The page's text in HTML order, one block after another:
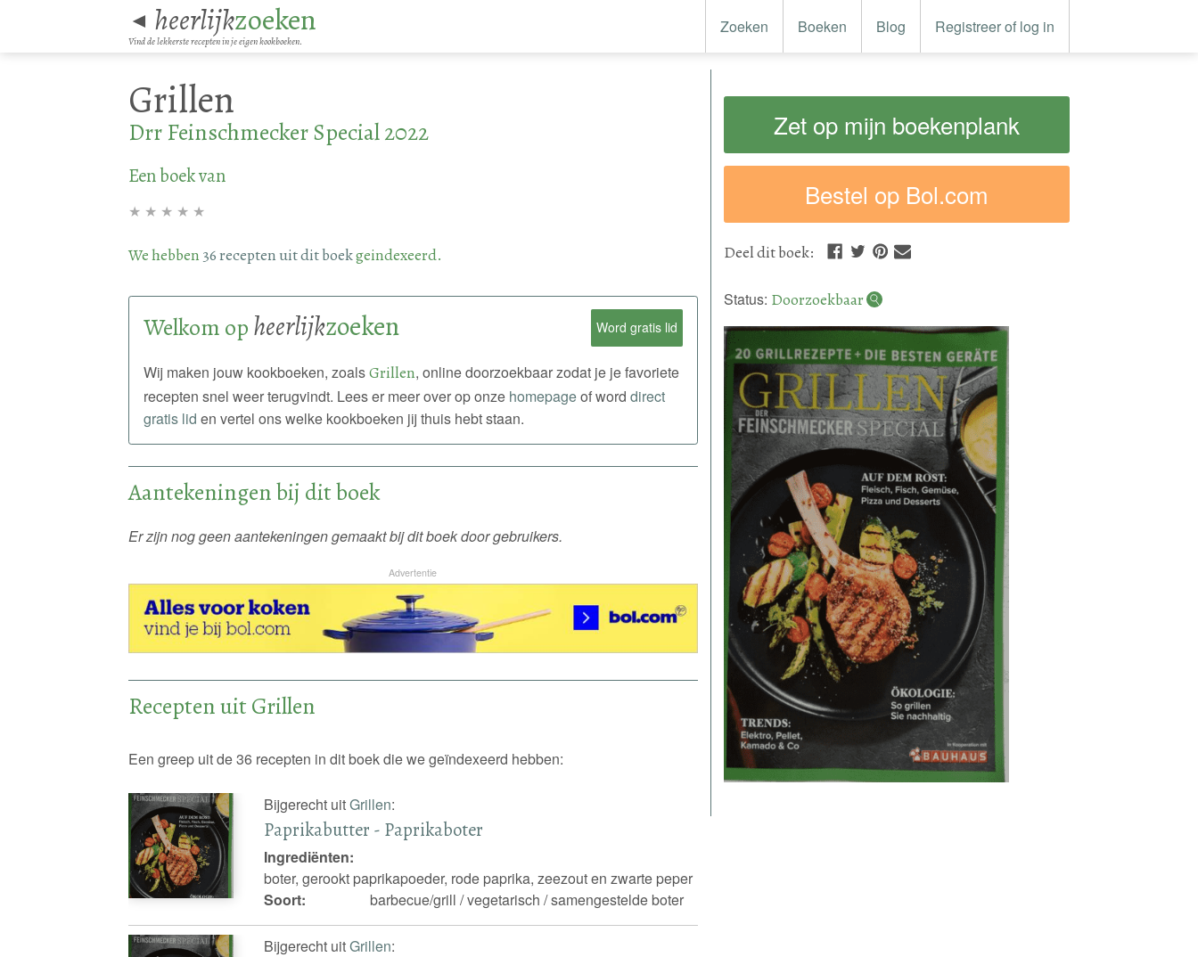
◄ heerlijkzoeken
Vind de lekkerste recepten in je eigen kookboeken.
Zoeken Boeken Blog Registreer of log in
Grillen
Drr Feinschmecker Special 2022
Een boek van
★ ★ ★ ★ ★
We hebben 36 recepten uit dit boekgeindexeerd.
Word gratis lid
Welkom op heerlijkzoeken
Wij maken jouw kookboeken, zoalsGrillen, online doorzoekbaar zodat je je favoriete
recepten snel weer terugvindt. Lees er meer over op onze homepageof word direct
gratis lid en vertel ons welke kookboeken jij thuis hebt staan.
Aantekeningen bij dit boek
Er zijn nog geen aantekeningen gemaakt bij dit boek door gebruikers.
Advertentie
Recepten uit Grillen
Een greep uit de 36 recepten in dit boek die we geïndexeerd hebben:
Bijgerecht uitGrillen:
Paprikabutter - Paprikaboter
Ingrediënten:
boter, gerookt paprikapoeder, rode paprika, zeezout en zwarte peper
Soort:
barbecue/grill / vegetarisch / samengestelde boter
Bijgerecht uitGrillen:
Zet op mijn boekenplank
Bestel op Bol.com
Deeldit boek:
Status: Doorzoekbaar